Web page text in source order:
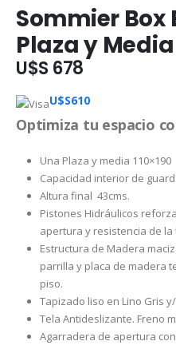
Sommier Box
Plaza y Media
U$S 678
U$S610
Optimiza tu espacio
Una Plaza y media 110×190
Capacidad interior de
Altura final 43cms.
Pistones Hidráulicos
apertura y resistencia de
Estructura de Madera
parrilla y placa de madera
piso.
Tapizado liso en Lino Gris
Tela Antideslizante. Freno
Agarradera de apertura